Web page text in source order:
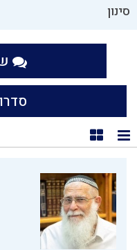
סינון
תצוגת רשימה
תצוגת קוביות